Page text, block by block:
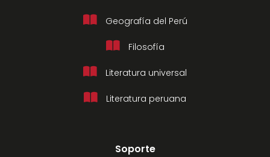
Geografía del Perú
Filosofía
Literatura universal
Literatura peruana
Soporte